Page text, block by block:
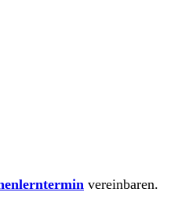
vereinbaren.